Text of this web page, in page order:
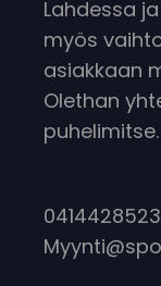
Lahdessa
myös
asiakkaan
Olethan
puhelimitse.
0414428523